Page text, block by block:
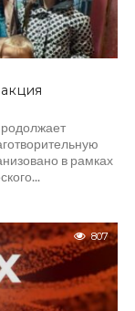
в рамках
807